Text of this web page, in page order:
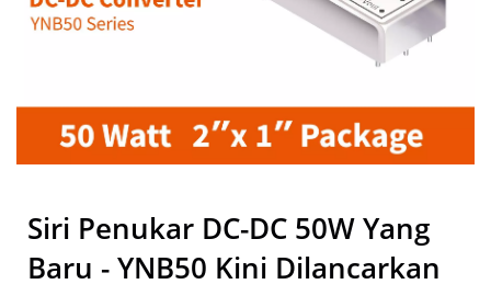
Siri Penukar DC-DC 50W Yang
Baru - YNB50 Kini Dilancarkan